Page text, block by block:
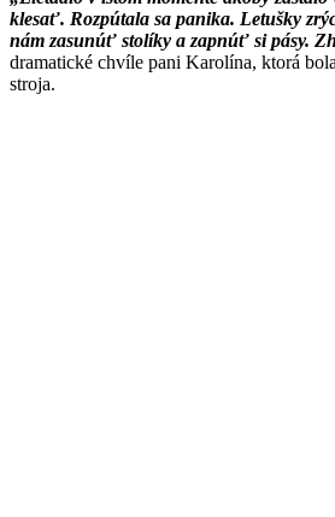
klesať. Rozpútala sa panika. Letušky
nám zasunúť stolíky a zapnúť si pásy.
dramatické chvíle pani Karolína, ktorá
stroja.